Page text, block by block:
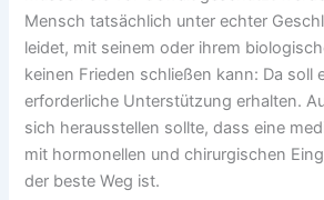
Mensch tatsächlich unter echter
leidet, mit seinem oder ihrem
keinen Frieden schließen kann: Da soll
erforderliche Unterstützung erhalten.
sich herausstellen sollte, dass eine
mit hormonellen und chirurgischen
der beste Weg ist.